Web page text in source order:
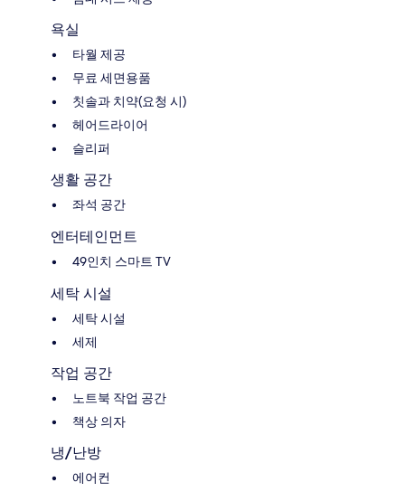
욕실
타월 제공
무료 세면용품
칫솔과 치약(요청 시)
헤어드라이어
슬리퍼
생활 공간
좌석 공간
엔터테인먼트
49인치 스마트 TV
세탁 시설
세탁 시설
세제
작업 공간
노트북 작업 공간
책상 의자
냉/난방
에어컨